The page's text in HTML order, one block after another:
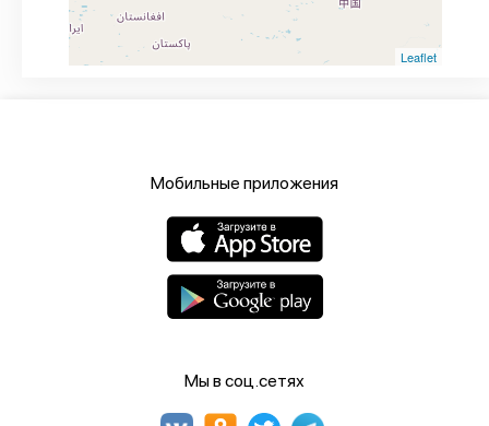
Leaflet
Мобильные приложения
Мы в соц.сетях